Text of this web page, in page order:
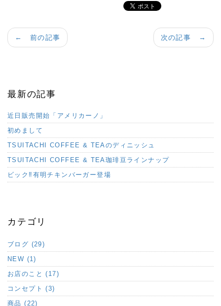
次の記事 →
← 前の記事
最新の記事
近日販売開始「アメリカーノ」
初めまして
TSUITACHI COFFEE & TEAのディニッシュ
TSUITACHI COFFEE & TEA珈琲豆ラインナップ
ビック‼︎有明チキンバーガー登場
カテゴリ
ブログ (29)
NEW (1)
お店のこと (17)
コンセプト (3)
商品 (22)